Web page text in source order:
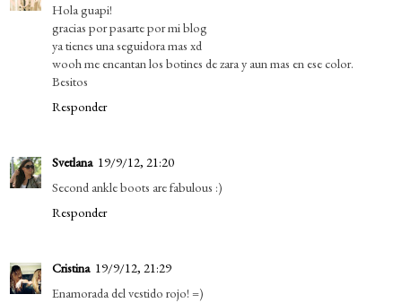
Hola guapi!
gracias por pasarte por mi blog
ya tienes una seguidora mas xd
wooh me encantan los botines de zara y aun mas en ese color.
Besitos
Responder
Svetlana 19/9/12, 21:20
Second ankle boots are fabulous :)
Responder
Cristina 19/9/12, 21:29
Enamorada del vestido rojo! =)